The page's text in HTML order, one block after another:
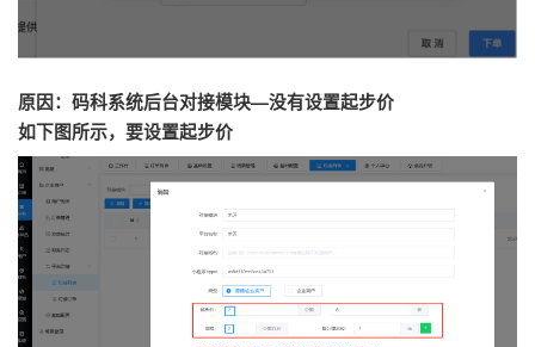
原因：码科系统后台对接模块—没有设置起步价
如下图所示，要设置起步价